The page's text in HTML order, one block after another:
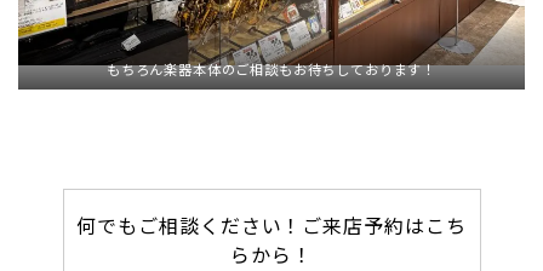
もちろん楽器本体のご相談もお待ちしております！
何でもご相談ください！ご来店予約はこち
らから！